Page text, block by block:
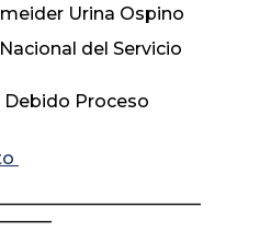
Urina Ospino
del Servicio
Debido Proceso